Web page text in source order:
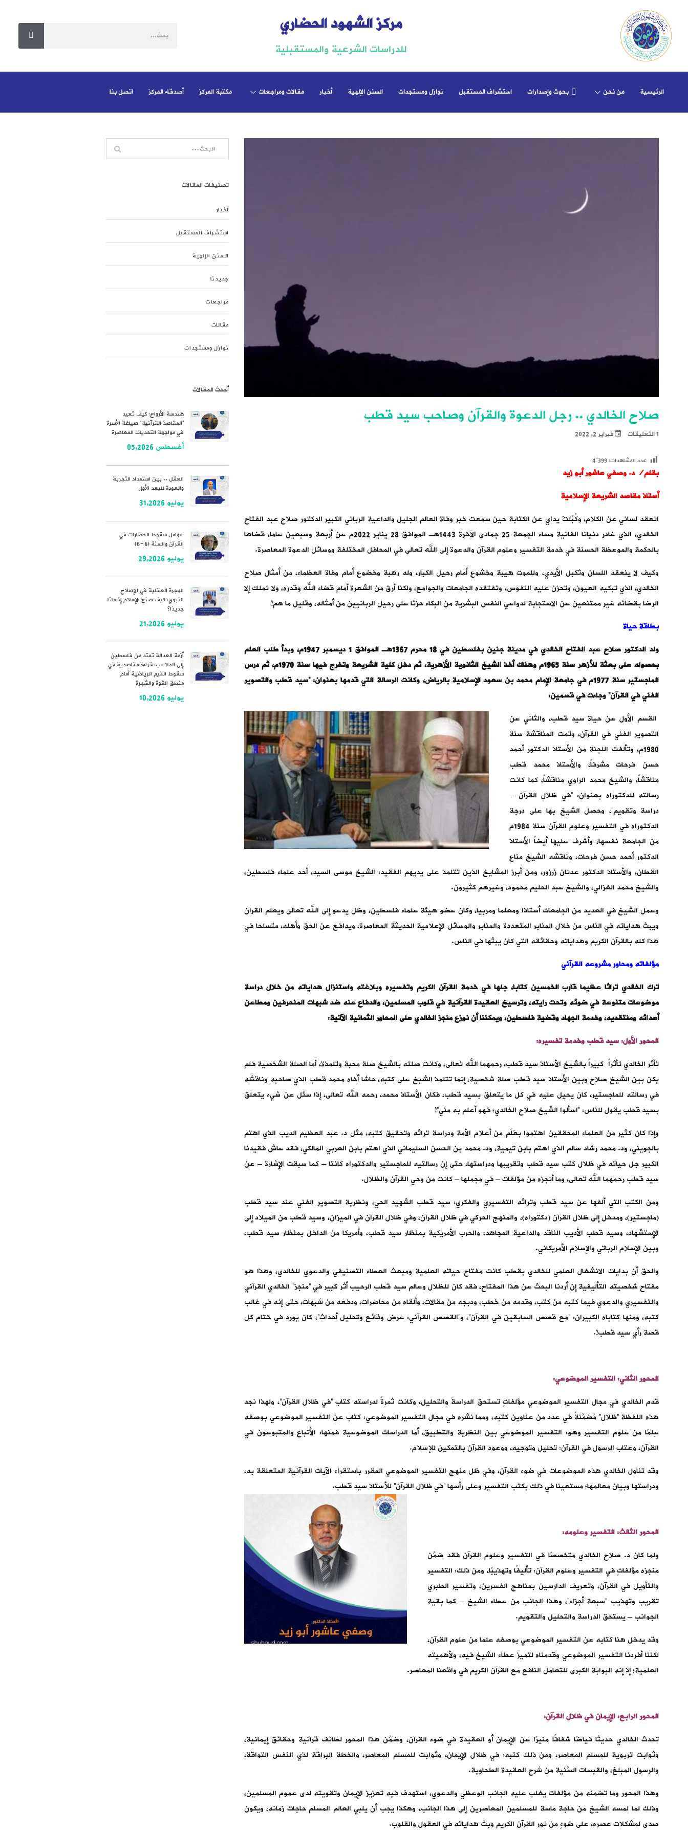
مركز الشهود الحضاري
للدراسات الشرعية والمستقبلية
الرئيسية من نحن بحوث وإصدارات استشراف المستقبل نوازل ومستجدات السنن الإلهية أخبار مقالات ومراجعات مكتبة المركز أصدقاء المركز اتصل بنا
صلاح الخالدي .. رجل الدعوة والقرآن وصاحب سيد قطب
1 التعليقات فبراير 2, 2022
عدد المشاهدات:4٬399
بقلم/ د. وصفي عاشور أبو زيد
أستاذ مقاصد الشريعة الإسلامية
انعقد لساني عن الكلام، وكُبِّلتْ يداي عن الكتابة حين سمعت خبر وفاة العالم الجليل والداعية الرباني الكبير الدكتور صلاح عبد الفتاح
الخالدي، الذي غادر دنيانا الفانية مساء الجمعة 25 جمادى الآخرة 1443هـ الموافق 28 يناير 2022م عن أربعة وسبعين عاما، قضاها
بالحكمة والموعظة الحسنة في خدمة التفسير وعلوم القرآن والدعوة إلى الله تعالى في المحافل المختلفة ووسائل الدعوة المعاصرة.
وكيف لا ينعقد اللسان وتُكبل الأيدي، وللموت هيبة وخشوع أمام رحيل الكبار، وله رهبة وخضوع أمام وفاة العظماء، من أمثال صلاح
الخالدي، الذي تبكيه العيون، وتحزن عليه النفوس، وتفتقده الجامعات والجوامع، ولكنا أرق من الشعرة أمام قضاء الله وقدره، ولا نملك إلا
الرضا بقضائه غير ممتنعين عن الاستجابة لدواعي النفس البشرية من البكاء حزنًا على رحيل الربانيين من أمثاله، وقليل ما هم!
بطاقة حياة
ولد الدكتور صلاح عبد الفتاح الخالدي في مدينة جنين بفلسطين في 18 محرم 1367هـ الموافق 1 ديسمبر 1947م، وبدأ طلب العلم
بحصوله على بعثة للأزهر سنة 1965م وهناك أخذ الشيخ الثانوية الأزهرية، ثم دخل كلية الشريعة وتخرج فيها سنة 1970م، ثم درس
الماجستير سنة 1977م في جامعة الإمام محمد بن سعود الإسلامية بالرياض، وكانت الرسالة التي قدمها بعنوان: “سيد قطب والتصوير
الفني في القرآن” وجاءت في قسمين:
القسم الأول عن حياة سيد قطب، والثاني عن
التصوير الفني في القرآن، وتمت المناقشة سنة
1980م، وتألفت اللجنة من الأستاذ الدكتور أحمد
حسن فرحات مشرفاً، والأستاذ محمد قطب
مناقشاً، والشيخ محمد الراوي مناقشاً، كما كانت
رسالته للدكتوراه بعنوان: “في ظلال القرآن –
دراسة وتقويم”، وحصل الشيخ بها على درجة
الدكتوراه في التفسير وعلوم القرآن سنة 1984م
من الجامعة نفسها، وأشرف عليها أيضاً الأستاذ
الدكتور أحمد حسن فرحات، وناقشه الشيخ مناع
القطان، والأستاذ الدكتور عدنان زرزور، ومن أبرز المشايخ الذين تتلمذ على يديهم الفقيد: الشيخ موسى السيد، أحد علماء فلسطين،
والشيخ محمد الغزالي، والشيخ عبد الحليم محمود، وغيرهم كثيرون.
وعمل الشيخ في العديد من الجامعات أستاذا ومعلما ومربيا، وكان عضو هيئة علماء فلسطين، وظل يدعو إلى الله تعالى ويعلم القرآن
ويبث هداياته في الناس من خلال المنابر المتعددة والمنابر والوسائل الإعلامية الحديثة المعاصرة، ويدافع عن الحق وأهله، متسلحا في
هذا كله بالقرآن الكريم وهداياته وحقائقه التي كان يبثها في الناس.
مؤلفاته ومحاور مشروعه القرآني
ترك الخالدي تراثا عظيما قارب الخمسين كتابا، جلها في خدمة القرآن الكريم وتفسيره وبلاغته واستنزال هداياته من خلال دراسة
موضوعات متنوعة في ضوئه وتحت رايته، وترسيخ العقيدة القرآنية في قلوب المسلمين، والدفاع عنه ضد شبهات المنحرفين ومطاعن
أعدائه ومنتقديه، وخدمة الجهاد وقضية فلسطين، ويمكننا أن نوزع منجز الخالدي على المحاور الثمانية الآتية:
المحور الأول: سيد قطب وخدمة تفسيره:
تأثر الخالدي تأثراً كبيراً بالشيخ الأستاذ سيد قطب، رحمهما الله تعالى، وكانت صلته بالشيخ صلة محبة وتلمذة، أما الصلة الشخصية فلم
يكن بين الشيخ صلاح وبين الأستاذ سيد قطب صلة شخصية، إنما تتلمذ الشيخ على كتبه، حاشا أخاه محمد قطب الذي صاحبه وناقشه
في رسالته للماجستير، كان يحيل عليه في كل ما يتعلق بسيد قطب، فكان الأستاذ محمد، رحمه الله تعالى، إذا سئل عن شيء يتعلق
بسيد قطب يقول للناس: “اسألوا الشيخ صلاح الخالدي؛ فهو أعلم به مني”!
وإذا كان كثير من العلماء المحققين اهتموا بعَلَمٍ من أعلام الأمة ودراسة تراثه وتحقيق كتبه، مثل د. عبد العظيم الديب الذي اهتم
بالجويني، ود. محمد رشاد سالم الذي اهتم بابن تيمية، ود. محمد بن الحسن السليماني الذي اهتم بابن العربي المالكي، فقد عاش فقيدنا
الكبير جل حياته في ظلال كتب سيد قطب وتقريبها ودراستها، حتى إن رسالتيه للماجستير والدكتوراه كانتا – كما سبقت الإشارة – عن
سيد قطب رحمهما الله تعالى، وما أنجزه من مؤلفات – في مجملها – كانت من وحي القرآن والظلال.
ومن الكتب التي ألفها عن سيد قطب وتراثه التفسيري والفكري: سيد قطب الشهيد الحي، ونظرية التصوير الفني عند سيد قطب
(ماجستير)، ومدخل إلى ظلال القرآن (دكتوراه)، والمنهج الحركي في ظلال القرآن، وفي ظلال القرآن في الميزان، وسيد قطب من الميلاد إلى
الإستشهاد، وسيد قطب الأديب الناقد والداعية المجاهد، والحرب الأمريكية بمنظار سيد قطب، وأمريكا من الداخل بمنظار سيد قطب،
وبين الإسلام الرباتي والإسلام الأمريكاني.
والحق أن بدايات الانشغال العلمي للخالدي بقطب كانت مفتاح حياته العلمية ومبعث العطاء التصنيفي والدعوي للخالدي، وهذا هو
مفتاح شخصيته التأليفية إن أردنا البحث عن هذا المفتاح، فقد كان للظلال وعالم سيد قطب الرحيب أثر كبير في “منجز” الخالدي القرآني
والتفسيري والدعوي فيما كتبه من كتب، وقدمه من خطب، ودبجه من مقالات، وألقاه من محاضرات، ودفعه من شبهات، حتى إنه في غالب
كتبه، ومنها كتاباه الكبيران: “مع قصص السابقين في القرآن”، و”القصص القرآني: عرض وقائع وتحليل أحداث”، كان يورد في ختام كل
قصة رأي سيد قطب!.
المحور الثاني: التفسير الموضوعي:
قدم الخالدي في مجال التفسير الموضوعي مؤلفاتٍ تستحق الدراسةَ والتحليل، وكانت ثمرةً لدراسته كتاب “في ظلال القرآن”، ولهذا نجد
هذه اللفظة “ظلال” مُضمَّنةً في عدد من عناوين كتبه، ومما نشره في مجال التفسير الموضوعي: كتاب عن التفسير الموضوعي بوصفه
عِلمًا من علوم التفسير وهو: التفسير الموضوعي بين النظرية والتطبيق، أما الدراسات الموضوعية فمنها: الأتباع والمتبوعون في
القرآن، وعتاب الرسول في القرآن: تحليل وتوجيه، ووعود القرآن بالتمكين للإسلام.
وقد تناول الخالدي هذه الموضوعات في ضوء القرآن، وفي ظل منهج التفسير الموضوعي المقرر باستقراء الآيات القرآنية المتعلقة به،
ودراستها وبيان معالمها؛ مستعينا في ذلك بكتب التفسير وعلى رأسها “في ظلال القرآن” للأستاذ سيد قطب.
المحور الثالث: التفسير وعلومه:
ولما كان د. صلاح الخالدي متخصصًا في التفسير وعلوم القرآن فقد ضمَّن
منجزه مؤلفاتٍ في التفسير وعلوم القرآن: تأليفًا وتهذيبًا، ومن ذلك: التفسير
والتأويل في القرآن، وتعريف الدارسين بمناهج الفسرين، وتفسير الطبري
تقريب وتهذيب “سبعة أجزاء”، وهذا الجانب من عطاء الشيخ – كما بقية
الجوانب – يستحق الدراسة والتحليل والتقويم.
وقد يدخل هنا كتابه عن التفسير الموضوعي بوصفه علما من علوم القرآن،
لكننا أفردنا التفسير الموضوعي وقدمناه لتميز عطاء الشيخ فيه، ولأهميته
العلمية؛ إذ إنه البوابة الكبرى للتعامل النافع مع القرآن الكريم في واقعنا المعاصر.
المحور الرابع: الإيمان في ظلال القرآن:
تحدث الخالدي حديثا فياضًا شفافًا منيرًا عن الإيمان أو العقيدة في ضوء القرآن، وضمَّن هذا المحور لطائف قرآنية وحقائق إيمانية،
وثوابت تربوية للمسلم المعاصر، ومن ذلك كتبه: في ظلال الإيمان، وثوابت للمسلم المعاصر، والخطة البراقة لذي النفس التواقة،
والرسول المبلغ، والقبسات السَّنية من شرح العقيدة الطحاوية.
وهذا المحور وما تضمنه من مؤلفات يغلب عليه الجانب الوعظي والدعوي، استهدف فيه تعزيز الإيمان وتقويته لدى عموم المسلمين،
وذلك لما لمسه الشيخ من حاجة ماسة للمسلمين المعاصرين إلى هذا الجانب، وهكذا يجب أن يلبي العالم المسلم حاجات زمانه، ويكون
صدى لمشكلات عصره، على ضوءٍ من نور القرآن الكريم وبث هداياته في العقول والقلوب.
تصنيفات المقالات
أخبار
استشراف المستقبل
السنن الإلهية
جديدنا
مراجعات
مقالات
نوازل ومستجدات
أحدث المقالات
هندسة الأرواح: كيف تُعيد
“المقاصدُ القرآنية” صياغةَ الأسرة
في مواجهة التحديات المعاصرة
أغسطس 05,2026
العقل .. بين استمداد التجربة
والعودة للبعد الأول
يوليو 31,2026
عوامل سقوط الحضارات في
القرآن والسنة (6-6)
يوليو 29,2026
الهجرة العقلية في الإصلاح
النبوي: كيف صنع الإسلام إنسانًا
جديدًا؟
يوليو 21,2026
أزمة العدالة تمتد من فلسطين
إلى الملاعب: قراءة مقاصدية في
سقوط القيم الرياضية أمام
منطق القوة والشهرة
يوليو 10,2026